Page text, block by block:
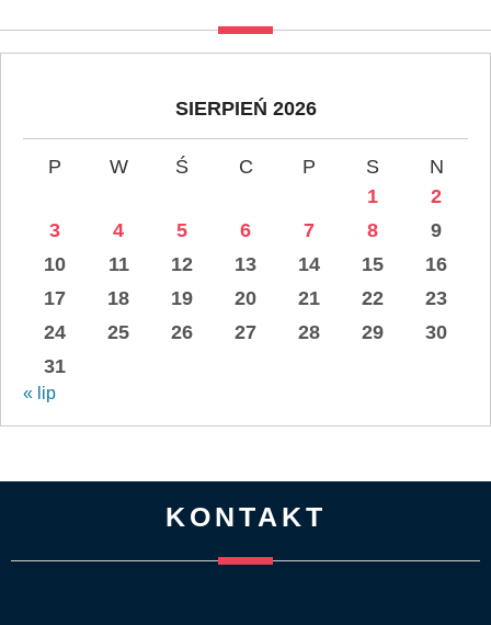
SIERPIEŃ 2026
P W Ś C P S
N
1
2
3
4 5 6 7 8
9
10
11 12 13 14 15
16
17
18 19 20 21 22
23
24
25 26 27 28 29
30
31
« lip
KONTAKT